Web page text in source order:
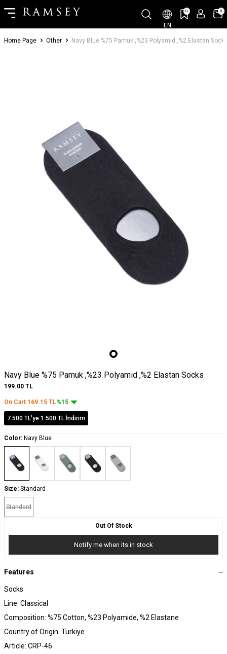
EN
0 0
Home Page Other Navy Blue %75 Pamuk ,%23 Polyamid ,%2 Elastan
Navy Blue %75 Pamuk ,%23 Polyamid ,%2 Elastan Socks
199.00 TL
On Cart 169.15 TL%15
7.500 TL'ye 1.500 TL İndirim
Color: Navy Blue
Size: Standard
Standard
Out Of Stock
Notify me when its in stock
Features
Socks
Line: Classical
Composition: %75 Cotton, %23 Polyamide, %2 Elastane
Country of Origin: Türkiye
Article: CRP-46